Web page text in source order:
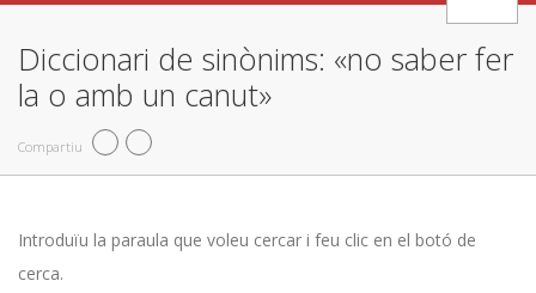
Diccionari de sinònims: «no saber fer
la o amb un canut»
Compartiu
Introduïu la paraula que voleu cercar i feu clic en el botó de
cerca.